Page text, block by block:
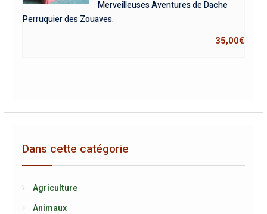
Merveilleuses Aventures de Dache
Perruquier des Zouaves.
35,00€
Dans cette catégorie
Agriculture
Animaux